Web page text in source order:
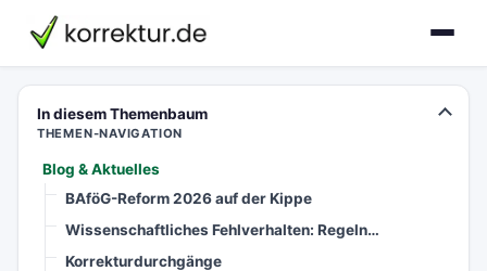
korrektur.de
In diesem Themenbaum
THEMEN-NAVIGATION
Blog & Aktuelles
BAföG-Reform 2026 auf der Kippe
Wissenschaftliches Fehlverhalten: Regeln…
Korrekturdurchgänge